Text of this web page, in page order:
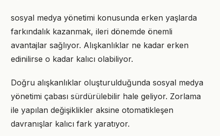
sosyal medya yönetimi konusunda erken yaşlarda
farkındalık kazanmak, ileri dönemde önemli
avantajlar sağlıyor. Alışkanlıklar ne kadar erken
edinilirse o kadar kalıcı olabiliyor.
Doğru alışkanlıklar oluşturulduğunda sosyal medya
yönetimi çabası sürdürülebilir hale geliyor. Zorlama
ile yapılan değişiklikler aksine otomatikleşen
davranışlar kalıcı fark yaratıyor.